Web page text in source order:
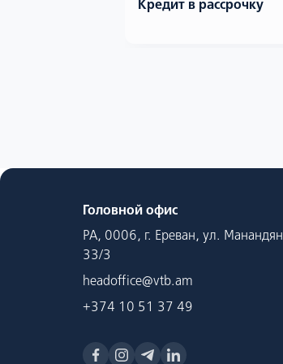
Кредит в рассрочку
Головной офис
РА, 0006, г. Ереван, ул. Манандян
33/3
headoffice@vtb.am
+374 10 51 37 49